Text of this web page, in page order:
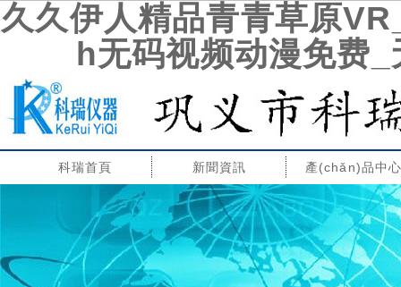
久久伊人精品青青草原
h无码视频动漫免费
科瑞首頁 新聞資訊 產(chǎn)品中